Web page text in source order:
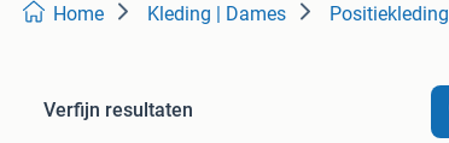
Home Kleding | Dames Positiekleding
Verfijn resultaten